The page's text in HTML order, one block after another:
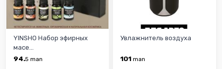
YINSHO Набор эфирных
масе...
94.5 man
Увлажнитель воздуха
101 man